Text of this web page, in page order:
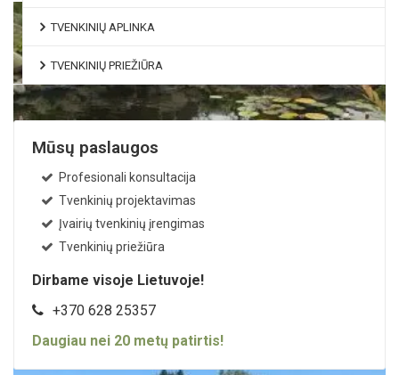
TVENKINIŲ APLINKA
TVENKINIŲ PRIEŽIŪRA
Mūsų paslaugos
Profesionali konsultacija
Tvenkinių projektavimas
Įvairių tvenkinių įrengimas
Tvenkinių priežiūra
Dirbame visoje Lietuvoje!
+370 628 25357
Daugiau nei 20 metų patirtis!